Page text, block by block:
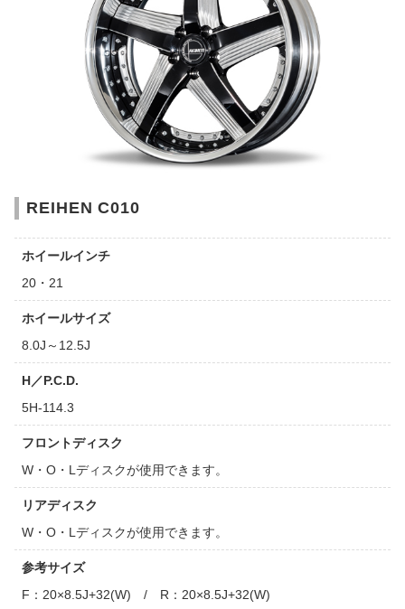
REIHEN C010
ホイールインチ
20・21
ホイールサイズ
8.0J～12.5J
H／P.C.D.
5H-114.3
フロントディスク
W・O・Lディスクが使用できます。
リアディスク
W・O・Lディスクが使用できます。
参考サイズ
F：20×8.5J+32(W) / R：20×8.5J+32(W)